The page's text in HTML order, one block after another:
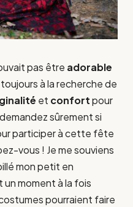
pas être adorable
à la recherche de
et confortpour
sûrement si
participer à cette fête
vous ! Je me souviens
mon petit en
un moment à la fois
pourraient faire